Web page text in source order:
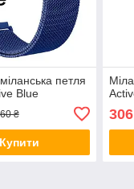
петля
Blue
₴
Купити
306